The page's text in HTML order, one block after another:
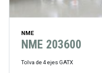
NME
NME 203600
Tolva de 4 ejes GATX